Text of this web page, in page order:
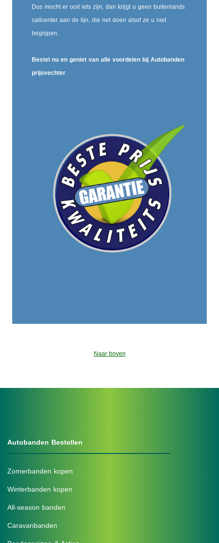
Dus mocht er ooit iets zijn, dan krijgt u geen buitenlands
callcenter aan de lijn, die net doen alsof ze u niet
begrijpen.
Bestel nu en geniet van alle voordelen bij Autobanden
prijsvechter
Naar boven
Autobanden Bestellen
Zomerbanden kopen
Winterbanden kopen
All-season banden
Caravanbanden